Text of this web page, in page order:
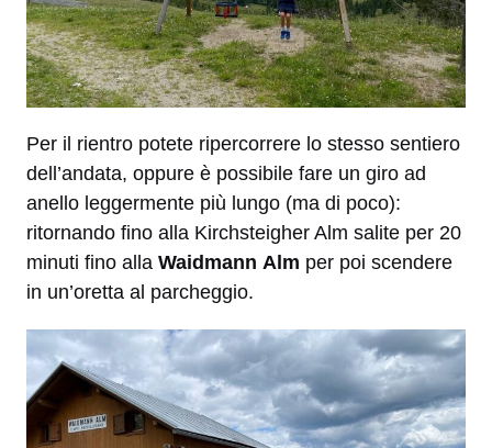
Per il rientro potete ripercorrere lo stesso sentiero
dell’andata, oppure è possibile fare un giro ad
anello leggermente più lungo (ma di poco):
ritornando fino alla Kirchsteigher Alm salite per 20
minuti fino alla Waidmann Alm per poi scendere
in un’oretta al parcheggio.